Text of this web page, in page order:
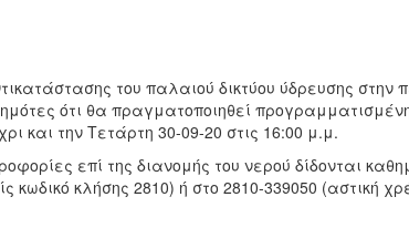
του παλαιού δικτύου ύδρευσης στην
ότι θα πραγματοποιηθεί
και την Τετάρτη 30-09-20 στις 16:00 μ.μ.
επί της διανομής του νερού δίδονται
κωδικό κλήσης 2810) ή στο 2810-339050 (αστική